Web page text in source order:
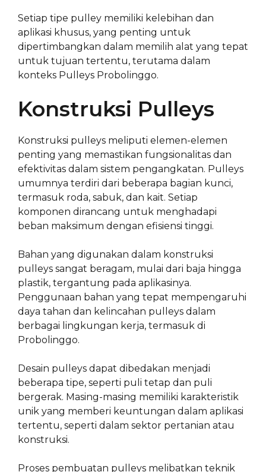
Setiap tipe pulley memiliki kelebihan dan
aplikasi khusus, yang penting untuk
dipertimbangkan dalam memilih alat yang tepat
untuk tujuan tertentu, terutama dalam
konteks Pulleys Probolinggo.
Konstruksi Pulleys
Konstruksi pulleys meliputi elemen-elemen
penting yang memastikan fungsionalitas dan
efektivitas dalam sistem pengangkatan. Pulleys
umumnya terdiri dari beberapa bagian kunci,
termasuk roda, sabuk, dan kait. Setiap
komponen dirancang untuk menghadapi
beban maksimum dengan efisiensi tinggi.
Bahan yang digunakan dalam konstruksi
pulleys sangat beragam, mulai dari baja hingga
plastik, tergantung pada aplikasinya.
Penggunaan bahan yang tepat mempengaruhi
daya tahan dan kelincahan pulleys dalam
berbagai lingkungan kerja, termasuk di
Probolinggo.
Desain pulleys dapat dibedakan menjadi
beberapa tipe, seperti puli tetap dan puli
bergerak. Masing-masing memiliki karakteristik
unik yang memberi keuntungan dalam aplikasi
tertentu, seperti dalam sektor pertanian atau
konstruksi.
Proses pembuatan pulleys melibatkan teknik